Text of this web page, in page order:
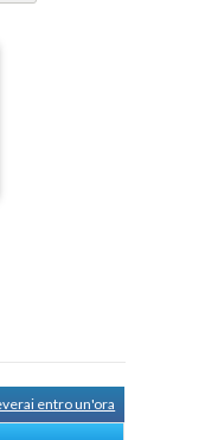
entro un'ora